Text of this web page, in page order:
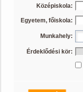
Középiskola:
Egyetem, főiskola:
Munkahely:
Érdeklődési kör: